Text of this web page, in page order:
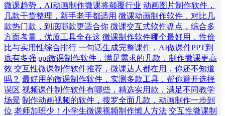
微课趋势，AI动画制作微课将颠覆行业 动画图片制作软件，
几款干货整理，新手老手都适用 微课动画制作软件，对比几
款热门款，到底哪款更适合你 微课交互式软件盘点，综合多
方面考量，优质工具全在这 微课制作软件哪个最好用，性价
比与实用性综合排行 一句话生成完整课件，AI做课件PPT到
底有多强 ppt微课制作软件，满足需求的几款，制作微课更高
效 交互性微课制作软件推荐，微课达人都在用，你还不知道
吗？ 最好用的微课制作软件，实测多款工具，帮你避开选择
误区 视频课件制作软件有哪些，精选实用款，满足不同教学
场景 制作动画视频的软件，搜罗全面几款，动画制作一步到
位 老师加班少！小学生微课视频制作懒人方法 交互性微课制